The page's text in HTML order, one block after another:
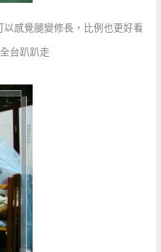
感覺腿變修長，比例也更好看